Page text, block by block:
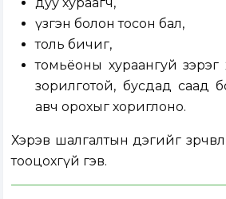
дуу хураагч,
үзгэн болон тосон бал,
толь бичиг,
томьёоны хураангуй зэрэг
зорилготой, бусдад саад
авч орохыг хориглоно.
Хэрэв шалгалтын дэгийг
тооцохгүй гэв.